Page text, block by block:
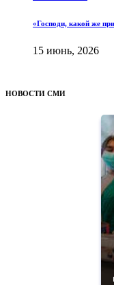
«Господи, какой же
15 июнь, 2026
НОВОСТИ СМИ